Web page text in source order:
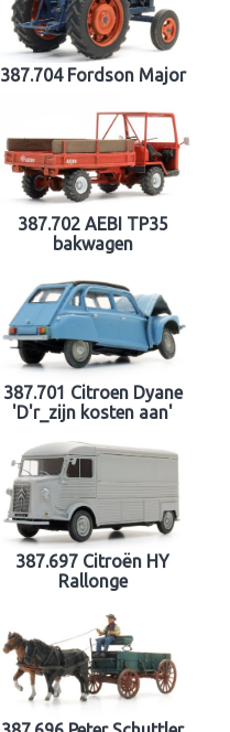
387.704 Fordson Major
387.702 AEBI TP35
bakwagen
387.701 Citroen Dyane
'D'r_zijn kosten aan'
387.697 Citroën HY
Rallonge